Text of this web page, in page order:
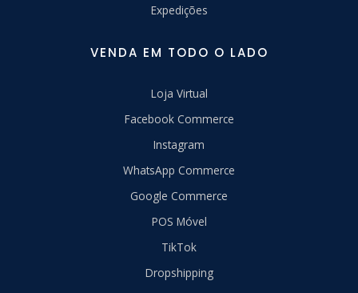
Expedições
VENDA EM TODO O LADO
Loja Virtual
Facebook Commerce
Instagram
WhatsApp Commerce
Google Commerce
POS Móvel
TikTok
Dropshipping